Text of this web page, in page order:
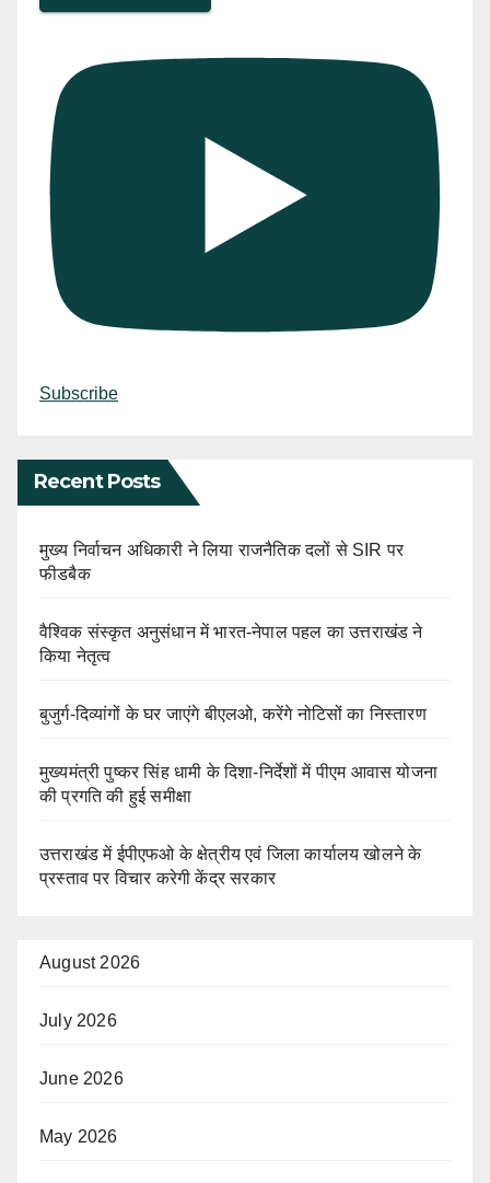
Subscribe
Recent Posts
मुख्य निर्वाचन अधिकारी ने लिया राजनैतिक दलों से SIR पर
फीडबैक
वैश्विक संस्कृत अनुसंधान में भारत-नेपाल पहल का उत्तराखंड ने
किया नेतृत्व
बुजुर्ग-दिव्यांगों के घर जाएंगे बीएलओ, करेंगे नोटिसों का निस्तारण
मुख्यमंत्री पुष्कर सिंह धामी के दिशा-निर्देशों में पीएम आवास योजना
की प्रगति की हुई समीक्षा
उत्तराखंड में ईपीएफओ के क्षेत्रीय एवं जिला कार्यालय खोलने के
प्रस्ताव पर विचार करेगी केंद्र सरकार
August 2026
July 2026
June 2026
May 2026